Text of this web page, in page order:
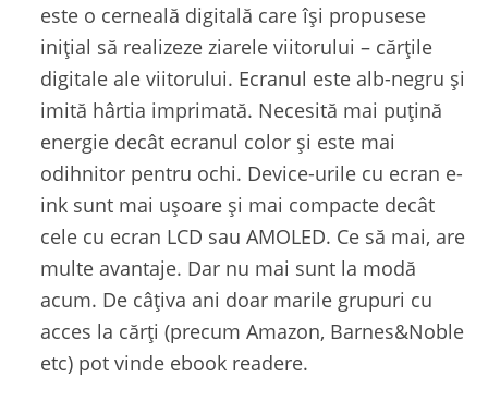
este o cerneală digitală care își propusese
inițial să realizeze ziarele viitorului – cărțile
digitale ale viitorului. Ecranul este alb-negru și
imită hârtia imprimată. Necesită mai puțină
energie decât ecranul color și este mai
odihnitor pentru ochi. Device-urile cu ecran e-
ink sunt mai ușoare și mai compacte decât
cele cu ecran LCD sau AMOLED. Ce să mai, are
multe avantaje. Dar nu mai sunt la modă
acum. De câțiva ani doar marile grupuri cu
acces la cărți (precum Amazon, Barnes&Noble
etc) pot vinde ebook readere.